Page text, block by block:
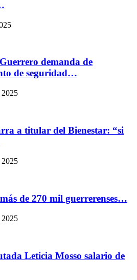
demanda de
de seguridad…
a titular del Bienestar: “si
de 270 mil guerrerenses…
Leticia Mosso salario de